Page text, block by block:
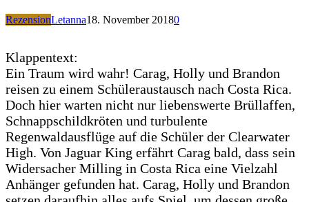
RezensionLetanna18. November 20180
Klappentext:
Ein Traum wird wahr! Carag, Holly und Brandon
reisen zu einem Schüleraustausch nach Costa Rica.
Doch hier warten nicht nur liebenswerte Brüllaffen,
Schnappschildkröten und turbulente
Regenwaldausflüge auf die Schüler der Clearwater
High. Von Jaguar King erfährt Carag bald, dass sein
Widersacher Milling in Costa Rica eine Vielzahl
Anhänger gefunden hat. Carag, Holly und Brandon